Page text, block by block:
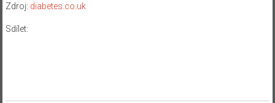
Zdroj: diabetes.co.uk
Sdílet: